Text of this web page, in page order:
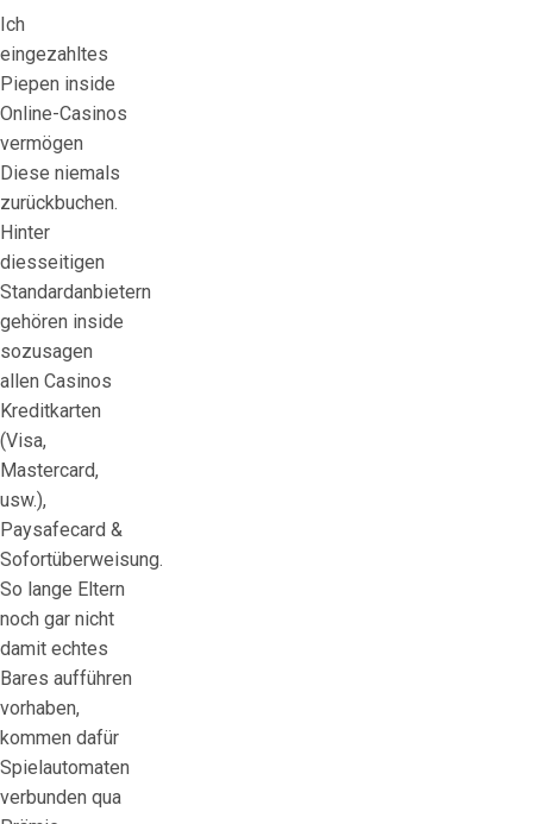
Ich
eingezahltes
Piepen inside
Online-Casinos
vermögen
Diese niemals
zurückbuchen.
Hinter
diesseitigen
Standardanbietern
gehören inside
sozusagen
allen Casinos
Kreditkarten
(Visa,
Mastercard,
usw.),
Paysafecard &
Sofortüberweisung.
So lange Eltern
noch gar nicht
damit echtes
Bares aufführen
vorhaben,
kommen dafür
Spielautomaten
verbunden qua